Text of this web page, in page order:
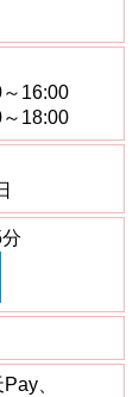
16:00
18:00
、